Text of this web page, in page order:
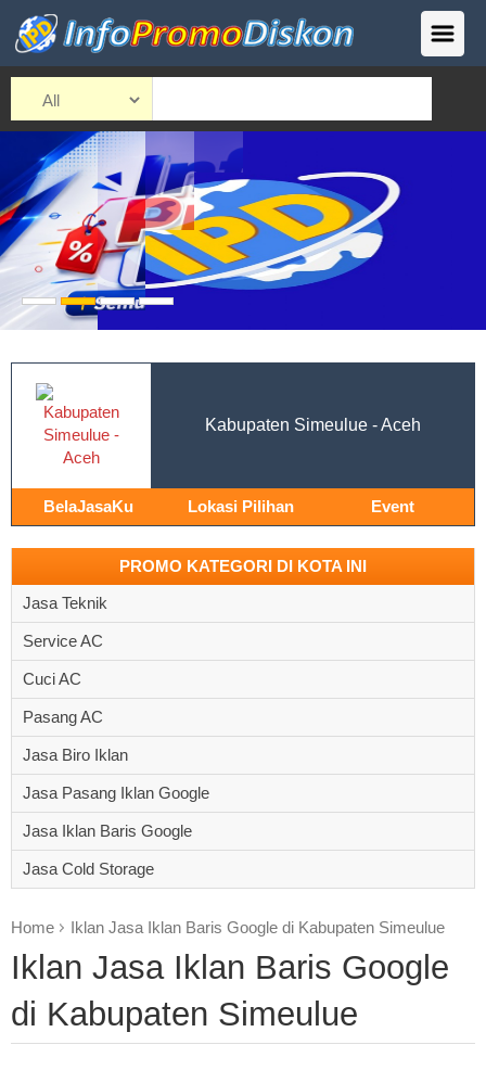
Kabupaten Simeulue - Aceh
BelaJasaKu Lokasi Pilihan Event
PROMO KATEGORI DI KOTA INI
Jasa Teknik
Service AC
Cuci AC
Pasang AC
Jasa Biro Iklan
Jasa Pasang Iklan Google
Jasa Iklan Baris Google
Jasa Cold Storage
Home Iklan Jasa Iklan Baris Google di Kabupaten Simeulue
Iklan Jasa Iklan Baris Google
di Kabupaten Simeulue